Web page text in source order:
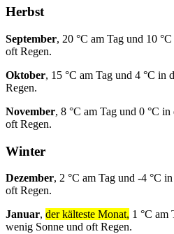
Herbst
September, 20 °C am Tag und 10
oft Regen.
Oktober, 15 °C am Tag und 4 °C in
Regen.
November, 8 °C am Tag und 0 °C
oft Regen.
Winter
Dezember, 2 °C am Tag und -4 °C
oft Regen.
Januar, der kälteste Monat, 1 °C am
wenig Sonne und oft Regen.